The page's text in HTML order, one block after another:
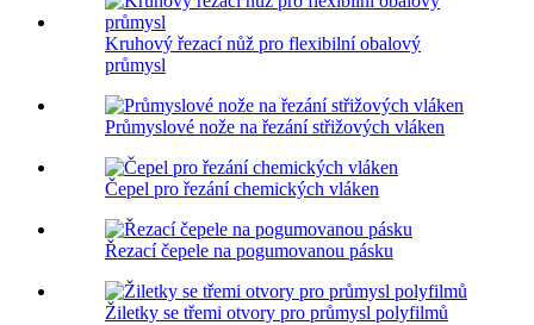
Kruhový řezací nůž pro flexibilní obalový
průmysl
Průmyslové nože na řezání střižových vláken
Čepel pro řezání chemických vláken
Řezací čepele na pogumovanou pásku
Žiletky se třemi otvory pro průmysl polyfilmů